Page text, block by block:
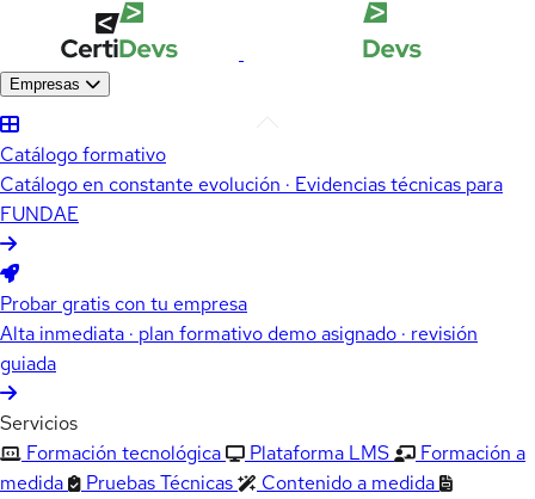
Empresas
Catálogo formativo
Catálogo en constante evolución · Evidencias técnicas para
FUNDAE
Probar gratis con tu empresa
Alta inmediata · plan formativo demo asignado · revisión
guiada
Servicios
Formación tecnológica
Plataforma LMS
Formación a
medida
Pruebas Técnicas
Contenido a medida